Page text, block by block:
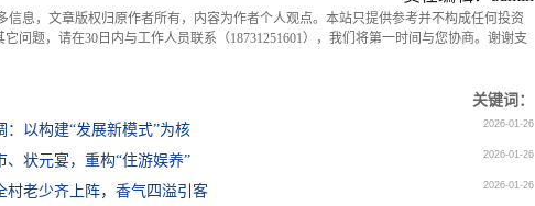
信息，文章版权归原作者所有，内容为作者个人观点。本站只提供参考并不构成任何投资
问题，请在30日内与工作人员联系（18731251601），我们将第一时间与您协商。谢谢支
关键词：
：以构建“发展新模式”为核
2026-01-26
状元宴，重构“住游娱养” 2026-01-26
村老少齐上阵，香气四溢引客 2026-01-26